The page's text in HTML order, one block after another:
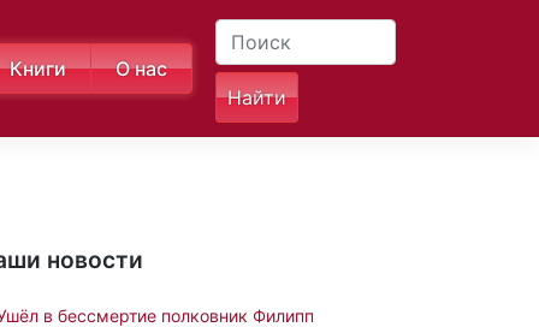
Книги О нас
новости
в бессмертие полковник Филипп